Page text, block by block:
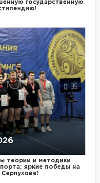
государственную
теории и методики
яркие победы на